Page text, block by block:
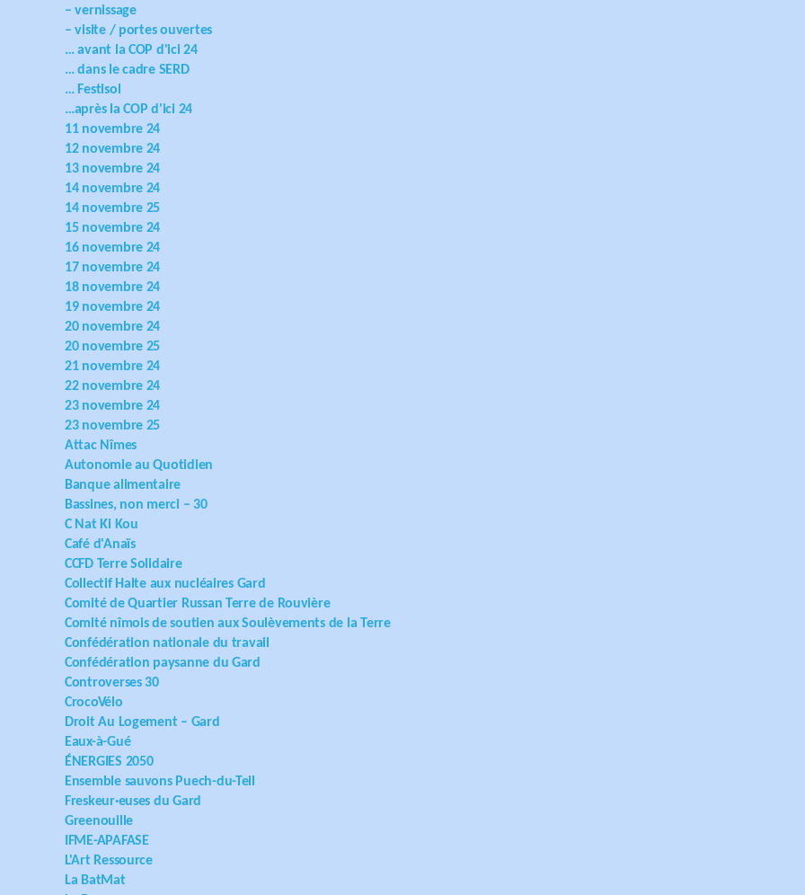
– vernissage
– visite / portes ouvertes
… avant la COP d'ici 24
… dans le cadre SERD
… Festisol
…après la COP d'ici 24
11 novembre 24
12 novembre 24
13 novembre 24
14 novembre 24
14 novembre 25
15 novembre 24
16 novembre 24
17 novembre 24
18 novembre 24
19 novembre 24
20 novembre 24
20 novembre 25
21 novembre 24
22 novembre 24
23 novembre 24
23 novembre 25
Attac Nîmes
Autonomie au Quotidien
Banque alimentaire
Bassines, non merci – 30
C Nat Ki Kou
Café d'Anaïs
CCFD Terre Solidaire
Collectif Halte aux nucléaires Gard
Comité de Quartier Russan Terre de Rouvière
Comité nîmois de soutien aux Soulèvements de la Terre
Confédération nationale du travail
Confédération paysanne du Gard
Controverses 30
CrocoVélo
Droit Au Logement – Gard
Eaux-à-Gué
ÉNERGIES 2050
Ensemble sauvons Puech-du-Teil
Freskeur·euses du Gard
Greenouille
IFME-APAFASE
L'Art Ressource
La BatMat